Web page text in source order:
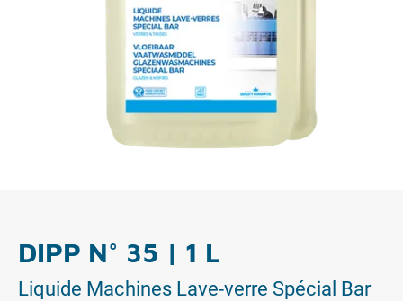
DIPP N° 35 | 1 L
Liquide Machines Lave-verre Spécial Bar